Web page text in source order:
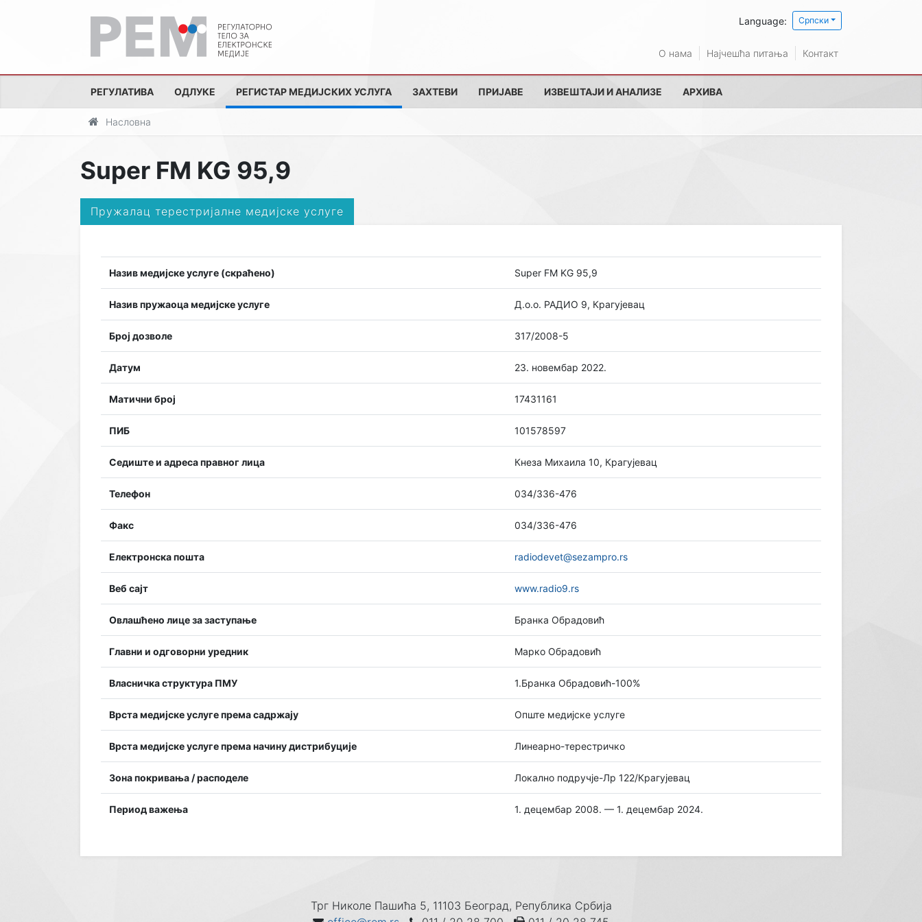
Language: Српски
О нама Најчешћа питања Контакт
РЕГУЛАТИВА ОДЛУКЕ РЕГИСТАР МЕДИЈСКИХ УСЛУГА ЗАХТЕВИ ПРИЈАВЕ ИЗВЕШТАЈИ И АНАЛИЗЕ АРХИВА
Насловна
Super FM KG 95,9
Пружалац терестријалне медијске услуге
Назив медијске услуге (скраћено) Super FM KG 95,9
Назив пружаоца медијске услуге Д.о.о. РАДИО 9, Крагујевац
Број дозволе 317/2008-5
Датум 23. новембар 2022.
Матични број 17431161
ПИБ 101578597
Седиште и адреса правног лица Кнеза Михаила 10, Крагујевац
Телефон 034/336-476
Факс 034/336-476
Електронска пошта radiodevet@sezampro.rs
Веб сајт www.radio9.rs
Овлашћено лице за заступање Бранка Обрадовић
Главни и одговорни уредник Марко Обрадовић
Власничка структура ПМУ 1.Бранка Обрадовић-100%
Врста медијске услуге према садржају Опште медијске услуге
Врста медијске услуге према начину дистрибуције Линеарно-терестричко
Зона покривања / расподеле Локално подручје-Лр 122/Крагујевац
Период важења 1. децембар 2008. — 1. децембар 2024.
Трг Николе Пашића 5, 11103 Београд, Република Србија